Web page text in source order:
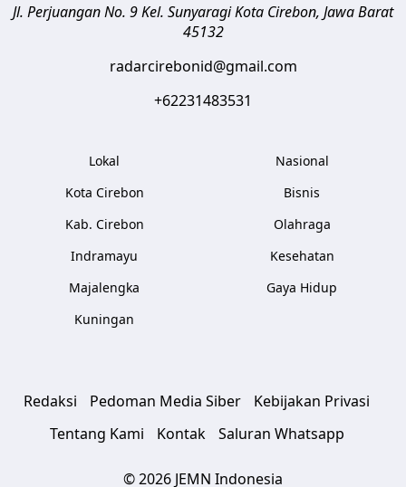
Jl. Perjuangan No. 9 Kel. SunyaragiKota Cirebon, Jawa Barat
45132
radarcirebonid@gmail.com
+62231483531
Lokal
Kota Cirebon
Kab. Cirebon
Indramayu
Majalengka
Kuningan
Nasional
Bisnis
Olahraga
Kesehatan
Gaya Hidup
Redaksi Pedoman Media Siber
Kebijakan Privasi
Tentang Kami
Kontak Saluran Whatsapp
© 2026 JEMN Indonesia